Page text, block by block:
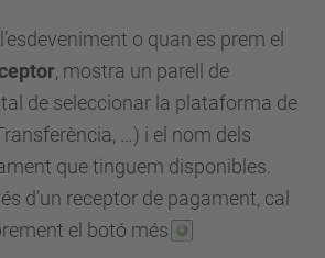
o quan es prem el
, mostra un parell de
de seleccionar la plataforma de
…) i el nom dels
que tinguem disponibles.
d’un receptor de pagament, cal
el botó més